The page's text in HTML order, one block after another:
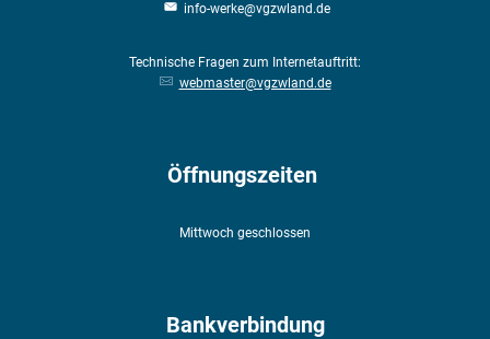
info-werke@vgzwland.de
Technische Fragen zum Internetauftritt:
webmaster@vgzwland.de
Öffnungszeiten
Mittwoch geschlossen
Bankverbindung